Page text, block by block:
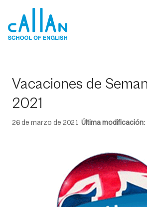
content
Vacaciones de
2021
26 de marzo de 2021 Última modificación: